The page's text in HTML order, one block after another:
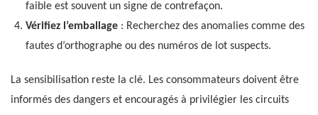
faible est souvent un signe de contrefaçon.
Vérifiez l’emballage: Recherchez des anomalies comme des
fautes d’orthographe ou des numéros de lot suspects.
La sensibilisation reste la clé. Les consommateurs doivent être
informés des dangers et encouragés à privilégier les circuits